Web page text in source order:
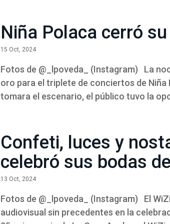
Niña Polaca cerró
15 Oct, 2024
Fotos de @_lpoveda_ (Instagram) La
oro para el triplete de conciertos de
tomara el escenario, el público tuvo la
Confeti, luces y
celebró sus bodas
13 Oct, 2024
Fotos de @_lpoveda_ (Instagram) El
audiovisual sin precedentes en la